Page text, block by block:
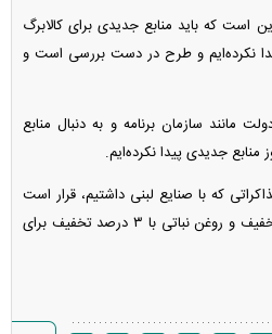
است که باید منابع جدیدی برای کالابرگ
نکرده‌ایم و طرح در دست بررسی است و
سازمان برنامه و به دنبال منابع
منابع جدیدی پیدا نکرده‌ایم.
که با صنایع لبنی داشتیم، قرار است
مواد لبنیاتی کالابرگ با ۱۰ درصد تخفیف و روغن نباتی با ۳ درصد تخفیف برای